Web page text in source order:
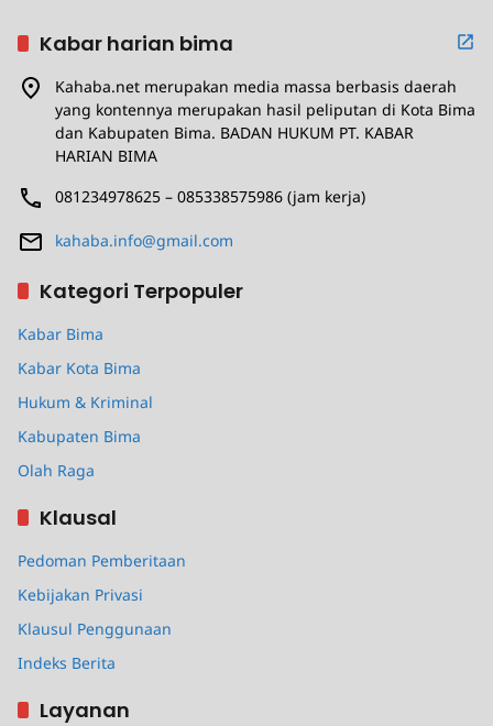
Kabar harian bima
Kahaba.net merupakan media massa berbasis daerah
yang kontennya merupakan hasil peliputan di Kota Bima
dan Kabupaten Bima. BADAN HUKUM PT. KABAR
HARIAN BIMA
081234978625 – 085338575986 (jam kerja)
kahaba.info@gmail.com
Kategori Terpopuler
Kabar Bima
Kabar Kota Bima
Hukum & Kriminal
Kabupaten Bima
Olah Raga
Klausal
Pedoman Pemberitaan
Kebijakan Privasi
Klausul Penggunaan
Indeks Berita
Layanan